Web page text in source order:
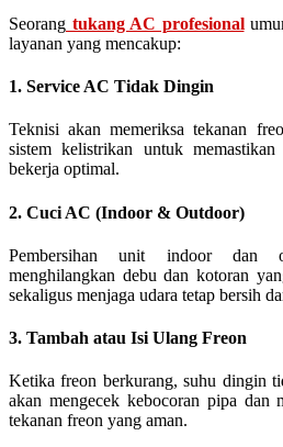
Seorang tukang AC profesional
layanan yang mencakup:
1. Service AC Tidak Dingin
Teknisi akan memeriksa tekanan
sistem kelistrikan untuk
bekerja optimal.
2. Cuci AC (Indoor & Outdoor)
Pembersihan unit indoor dan
menghilangkan debu dan kotoran
sekaligus menjaga udara tetap bersih
3. Tambah atau Isi Ulang Freon
Ketika freon berkurang, suhu dingin
akan mengecek kebocoran pipa dan
tekanan freon yang aman.